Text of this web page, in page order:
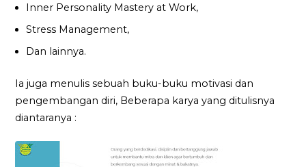
Inner Personality Mastery at Work,
Stress Management,
Dan lainnya.
Ia juga menulis sebuah buku-buku motivasi dan
pengembangan diri, Beberapa karya yang ditulisnya
diantaranya :